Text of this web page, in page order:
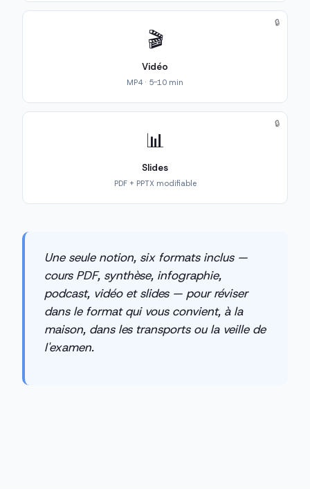
🎬
Vidéo
MP4 · 5-10 min
🔒
📊
Slides
PDF + PPTX modifiable
🔒
Une seule notion, six formats inclus —
cours PDF, synthèse, infographie,
podcast, vidéo et slides — pour réviser
dans le format qui vous convient, à la
maison, dans les transports ou la veille de
l'examen.